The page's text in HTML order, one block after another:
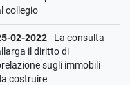
collegio
02-2022- La consulta
il diritto di
sugli immobili
costruire